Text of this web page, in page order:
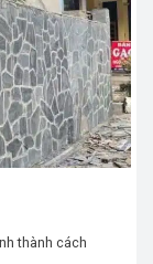
thành cách